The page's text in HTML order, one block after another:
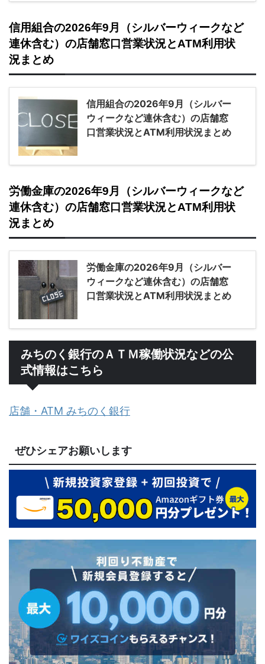
信用組合の2026年9月（シルバーウィークなど
連休含む）の店舗窓口営業状況とATM利用状
況まとめ
信用組合の2026年9月（シルバー
ウィークなど連休含む）の店舗窓
口営業状況とATM利用状況まとめ
労働金庫の2026年9月（シルバーウィークなど
連休含む）の店舗窓口営業状況とATM利用状
況まとめ
労働金庫の2026年9月（シルバー
ウィークなど連休含む）の店舗窓
口営業状況とATM利用状況まとめ
みちのく銀行のＡＴＭ稼働状況などの公
式情報はこちら
店舗・ATM みちのく銀行
ぜひシェアお願いします